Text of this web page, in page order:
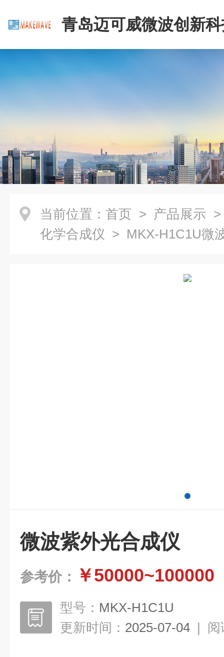
青岛迈可威微波创新
公司
当前位置： 首页 > 产品展示
化学合成仪 > MKX-H1C1U微
微波紫外光合成仪
参考价： ￥50000~100000
型号： MKX-H1C1U
更新时间： 2025-07-04 | 阅